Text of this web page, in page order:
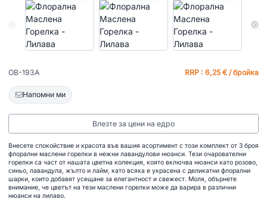
OB-193A RRP : 6,25 € / бройка
Напомни ми
Влезте за цени на едро
Внесете спокойствие и красота във вашия асортимент с този комплект от 3 броя
флорални маслени горелки в нежни лавандулови нюанси. Тези очарователни
горелки са част от нашата цветна колекция, която включва нюанси като розово,
синьо, лавандула, жълто и лайм, като всяка е украсена с деликатни флорални
шарки, които добавят усещане за елегантност и свежест. Моля, обърнете
внимание, че цветът на тези маслени горелки може да варира в различни
нюанси на лилаво.